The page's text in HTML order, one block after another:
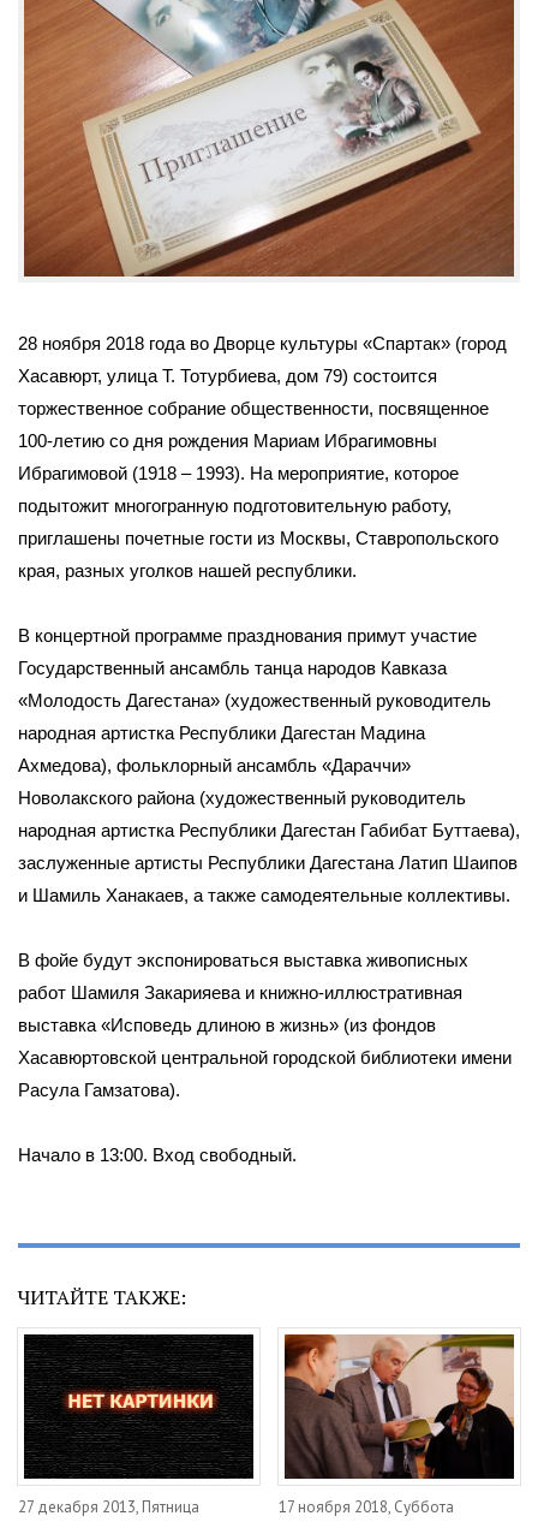
28 ноября 2018 года во Дворце культуры «Спартак» (город
Хасавюрт, улица Т. Тотурбиева, дом 79) состоится
торжественное собрание общественности, посвященное
100-летию со дня рождения Мариам Ибрагимовны
Ибрагимовой (1918 – 1993). На мероприятие, которое
подытожит многогранную подготовительную работу,
приглашены почетные гости из Москвы, Ставропольского
края, разных уголков нашей республики.
В концертной программе празднования примут участие
Государственный ансамбль танца народов Кавказа
«Молодость Дагестана» (художественный руководитель
народная артистка Республики Дагестан Мадина
Ахмедова), фольклорный ансамбль «Дараччи»
Новолакского района (художественный руководитель
народная артистка Республики Дагестан Габибат Буттаева),
заслуженные артисты Республики Дагестана Латип Шаипов
и Шамиль Ханакаев, а также самодеятельные коллективы.
В фойе будут экспонироваться выставка живописных
работ Шамиля Закарияева и книжно-иллюстративная
выставка «Исповедь длиною в жизнь» (из фондов
Хасавюртовской центральной городской библиотеки имени
Расула Гамзатова).
Начало в 13:00. Вход свободный.
ЧИТАЙТЕ ТАКЖЕ:
27 декабря 2013, Пятница 17 ноября 2018, Суббота